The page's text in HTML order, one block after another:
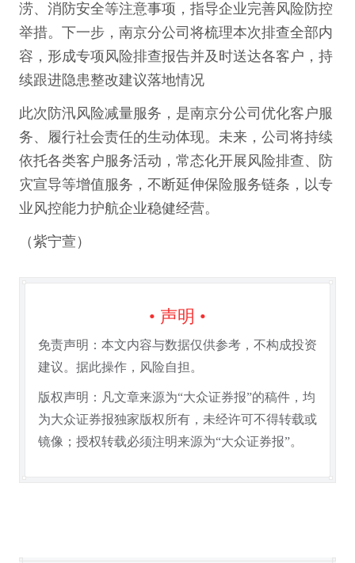
涝、消防安全等注意事项，指导企业完善风险防控
举措。下一步，南京分公司将梳理本次排查全部内
容，形成专项风险排查报告并及时送达各客户，持
续跟进隐患整改建议落地情况
此次防汛风险减量服务，是南京分公司优化客户服
务、履行社会责任的生动体现。未来，公司将持续
依托各类客户服务活动，常态化开展风险排查、防
灾宣导等增值服务，不断延伸保险服务链条，以专
业风控能力护航企业稳健经营。
（紫宁萱）
• 声明 •
免责声明：本文内容与数据仅供参考，不构成投资
建议。据此操作，风险自担。
版权声明：凡文章来源为“大众证券报”的稿件，均
为大众证券报独家版权所有，未经许可不得转载或
镜像；授权转载必须注明来源为“大众证券报”。